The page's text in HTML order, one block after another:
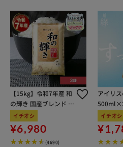
【15kg】令和7年産 和
の輝き 国産ブレンド 5
kg×3袋
イチオシ
¥6,980
(4690)
アイリ
100％使用
イチオシ